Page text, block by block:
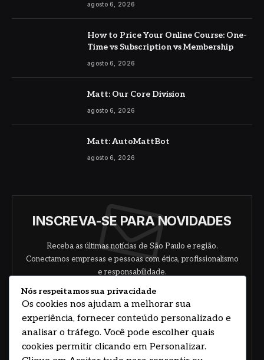
agosto 6, 2026
How to Price Your Online Course: One-
Time vs Subscription vs Membership
agosto 6, 2026
Matt: Our Core Division
agosto 6, 2026
Matt: AutoMattBot
agosto 6, 2026
INSCREVA-SE PARA NOVIDADES
Receba as últimas notícias de São Paulo e região.
Conectamos empresas e pessoas com ética, profissionalismo
e responsabilidade.
Nós respeitamos sua privacidade
Os cookies nos ajudam a melhorar sua
experiência, fornecer conteúdo personalizado e
analisar o tráfego. Você pode escolher quais
cookies permitir clicando em Personalizar.